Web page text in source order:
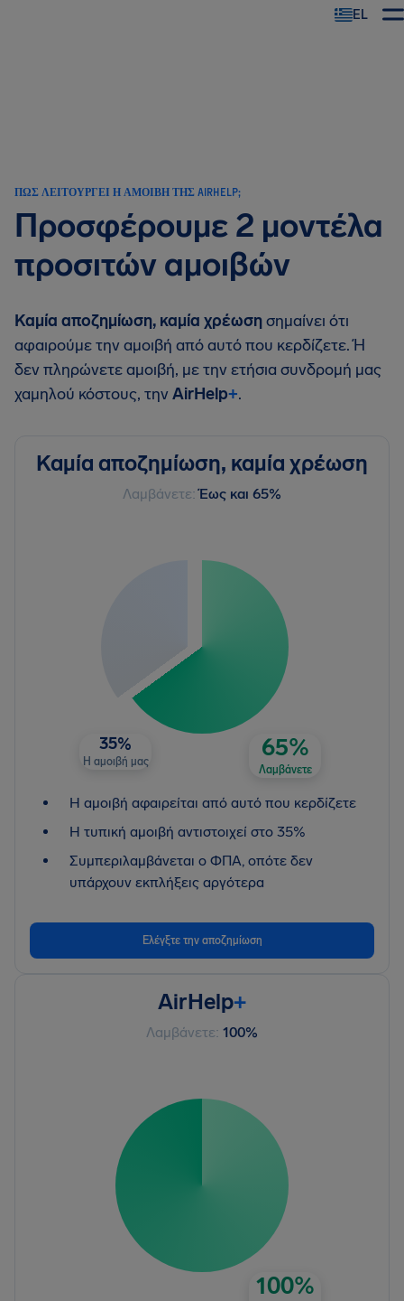
EL
ΠΏΣ ΛΕΙΤΟΥΡΓΕΊ Η ΑΜΟΙΒΉ ΤΗΣ AIRHELP;
Προσφέρουμε 2 μοντέλα
προσιτών αμοιβών
Καμία αποζημίωση, καμία χρέωσησημαίνει ότι
αφαιρούμε την αμοιβή από αυτό που κερδίζετε. Ή
δεν πληρώνετε αμοιβή, με την ετήσια συνδρομή μας
χαμηλού κόστους, τηνAirHelp+.
Καμία αποζημίωση, καμία χρέωση
Λαμβάνετε:Έως και 65%
65%
Λαμβάνετε
35%
Η αμοιβή μας
Η αμοιβή αφαιρείται από αυτό που κερδίζετε
Η τυπική αμοιβή αντιστοιχεί στο 35%
Συμπεριλαμβάνεται ο ΦΠΑ, οπότε δεν
υπάρχουν εκπλήξεις αργότερα
Ελέγξτε την αποζημίωση
AirHelp+
Λαμβάνετε: 100%
100%